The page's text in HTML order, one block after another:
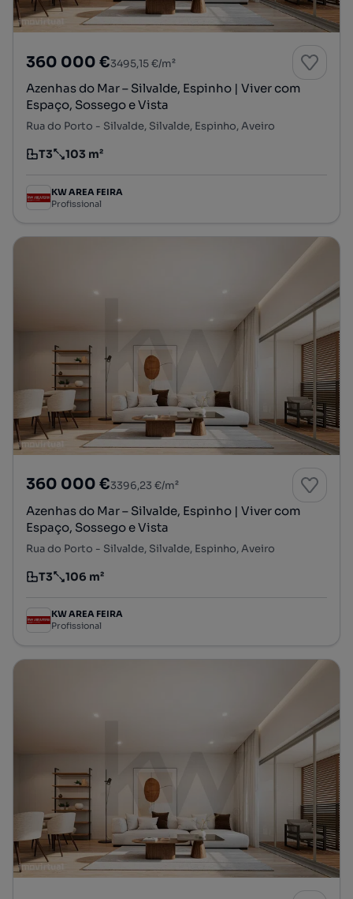
360 000 €3495,15 €/m²
Azenhas do Mar – Silvalde, Espinho | Viver com
Espaço, Sossego e Vista
Rua do Porto - Silvalde, Silvalde, Espinho, Aveiro
Tipologia
T3
Preço por metro quadrado
103 m²
KW AREA FEIRA
Profissional
360 000 €3396,23 €/m²
Azenhas do Mar – Silvalde, Espinho | Viver com
Espaço, Sossego e Vista
Rua do Porto - Silvalde, Silvalde, Espinho, Aveiro
Tipologia
T3
Preço por metro quadrado
106 m²
KW AREA FEIRA
Profissional